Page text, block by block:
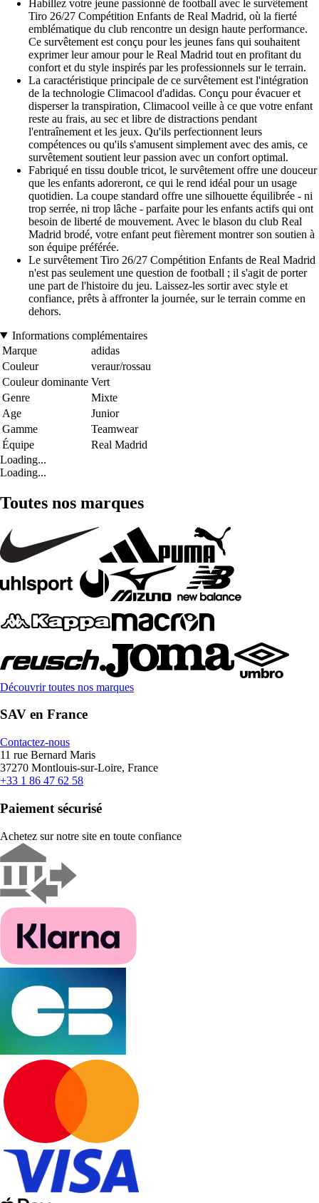
Habillez votre jeune passionné de football avec le survêtement
Tiro 26/27 Compétition Enfants de Real Madrid, où la fierté
emblématique du club rencontre un design haute performance.
Ce survêtement est conçu pour les jeunes fans qui souhaitent
exprimer leur amour pour le Real Madrid tout en profitant du
confort et du style inspirés par les professionnels sur le terrain.
La caractéristique principale de ce survêtement est l'intégration
de la technologie Climacool d'adidas. Conçu pour évacuer et
disperser la transpiration, Climacool veille à ce que votre enfant
reste au frais, au sec et libre de distractions pendant
l'entraînement et les jeux. Qu'ils perfectionnent leurs
compétences ou qu'ils s'amusent simplement avec des amis, ce
survêtement soutient leur passion avec un confort optimal.
Fabriqué en tissu double tricot, le survêtement offre une douceur
que les enfants adoreront, ce qui le rend idéal pour un usage
quotidien. La coupe standard offre une silhouette équilibrée - ni
trop serrée, ni trop lâche - parfaite pour les enfants actifs qui ont
besoin de liberté de mouvement. Avec le blason du club Real
Madrid brodé, votre enfant peut fièrement montrer son soutien à
son équipe préférée.
Le survêtement Tiro 26/27 Compétition Enfants de Real Madrid
n'est pas seulement une question de football ; il s'agit de porter
une part de l'histoire du jeu. Laissez-les sortir avec style et
confiance, prêts à affronter la journée, sur le terrain comme en
dehors.
Informations complémentaires
Marque
adidas
Couleur
veraur/rossau
Couleur dominante Vert
Genre
Mixte
Age
Junior
Gamme
Teamwear
Équipe
Real Madrid
Loading...
Loading...
Toutes nos marques
Découvrir toutes nos marques
SAV en France
Contactez-nous
11 rue Bernard Maris
37270 Montlouis-sur-Loire, France
+33 1 86 47 62 58
Paiement sécurisé
Achetez sur notre site en toute confiance